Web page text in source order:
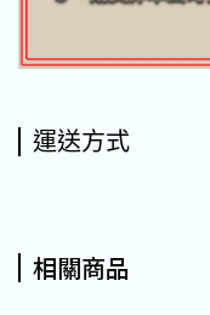
運送方式
相關商品